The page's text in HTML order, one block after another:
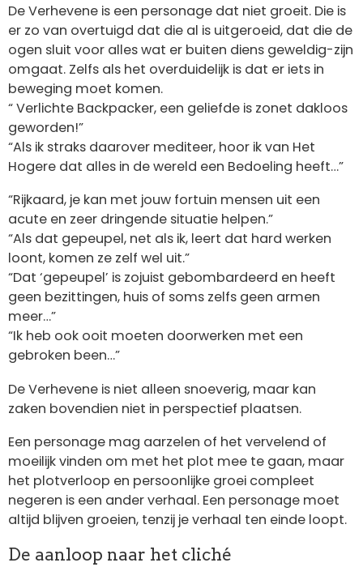
De Verhevene is een personage dat niet groeit. Die is
er zo van overtuigd dat die al is uitgeroeid, dat die de
ogen sluit voor alles wat er buiten diens geweldig-zijn
omgaat. Zelfs als het overduidelijk is dat er iets in
beweging moet komen.
“ Verlichte Backpacker, een geliefde is zonet dakloos
geworden!”
“Als ik straks daarover mediteer, hoor ik van Het
Hogere dat alles in de wereld een Bedoeling heeft…”
“Rijkaard, je kan met jouw fortuin mensen uit een
acute en zeer dringende situatie helpen.”
“Als dat gepeupel, net als ik, leert dat hard werken
loont, komen ze zelf wel uit.”
“Dat ‘gepeupel’ is zojuist gebombardeerd en heeft
geen bezittingen, huis of soms zelfs geen armen
meer…”
“Ik heb ook ooit moeten doorwerken met een
gebroken been…”
De Verhevene is niet alleen snoeverig, maar kan
zaken bovendien niet in perspectief plaatsen.
Een personage mag aarzelen of het vervelend of
moeilijk vinden om met het plot mee te gaan, maar
het plotverloop en persoonlijke groei compleet
negeren is een ander verhaal. Een personage moet
altijd blijven groeien, tenzij je verhaal ten einde loopt.
De aanloop naar het cliché